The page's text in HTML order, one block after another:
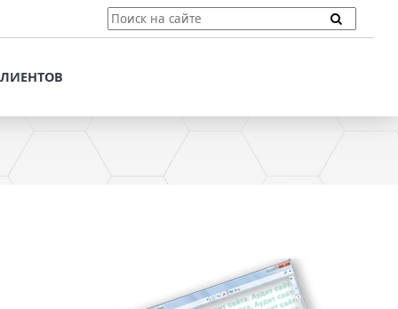
ПОДДЕРЖКА КЛИЕНТОВ
VT-CMF. СПРАВОЧНАЯ
КЛИЕНТОВ